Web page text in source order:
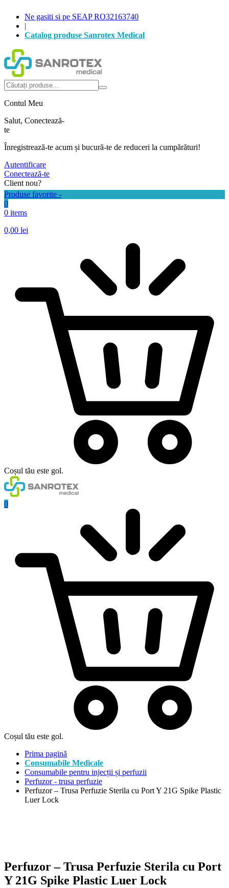
Ne gasiti si pe SEAP RO32163740
|
Catalog produse Sanrotex Medical
Autentificare
Produse favorite -
0
0 items
0,00 lei
Coșul tău este gol.
0
Coșul tău este gol.
Prima pagină
Consumabile Medicale
Consumabile pentru injecții și perfuzii
Perfuzor - trusa perfuzie
Perfuzor – Trusa Perfuzie Sterila cu Port Y 21G Spike Plastic
Luer Lock
Perfuzor – Trusa Perfuzie Sterila cu Port
Y 21G Spike Plastic Luer Lock